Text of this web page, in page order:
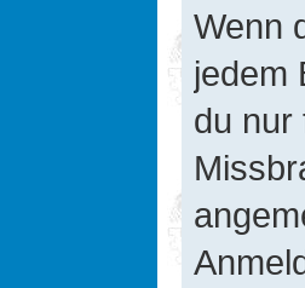
Wenn
jedem
du nur